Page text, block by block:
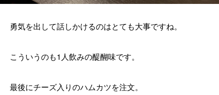
勇気を出して話しかけるのはとても大事ですね。
こういうのも1人飲みの醍醐味です。
最後にチーズ入りのハムカツを注文。